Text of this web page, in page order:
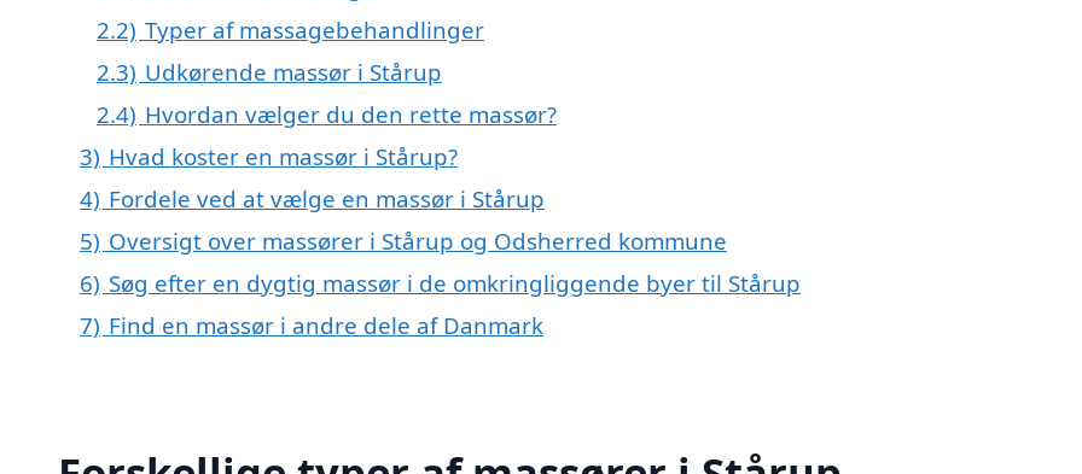
2.2) Typer af massagebehandlinger
2.3) Udkørende massør i Stårup
2.4) Hvordan vælger du den rette massør?
3) Hvad koster en massør i Stårup?
4) Fordele ved at vælge en massør i Stårup
5) Oversigt over massører i Stårup og Odsherred kommune
6) Søg efter en dygtig massør i de omkringliggende byer til Stårup
7) Find en massør i andre dele af Danmark